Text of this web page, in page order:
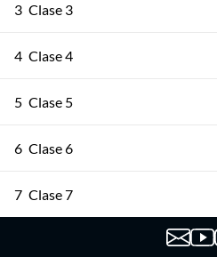
3 Clase 3
4 Clase 4
5 Clase 5
6 Clase 6
7 Clase 7